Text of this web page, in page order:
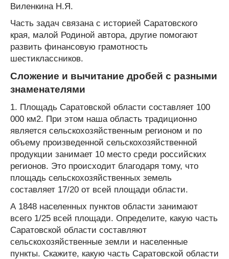
Виленкина Н.Я.
Часть задач связана с историей Саратовского
края, малой Родиной автора, другие помогают
развить финансовую грамотность
шестиклассников.
Сложение и вычитание дробей с разными
знаменателями
1. Площадь Саратовской области составляет 100
000 км2. При этом наша область традиционно
является сельскохозяйственным регионом и по
объему произведенной сельскохозяйственной
продукции занимает 10 место среди российских
регионов. Это происходит благодаря тому, что
площадь сельскохозяйственных земель
составляет 17/20 от всей площади области.
А 1848 населенных пунктов области занимают
всего 1/25 всей площади. Определите, какую часть
Саратовской области составляют
сельскохозяйственные земли и населенные
пункты. Скажите, какую часть Саратовской области